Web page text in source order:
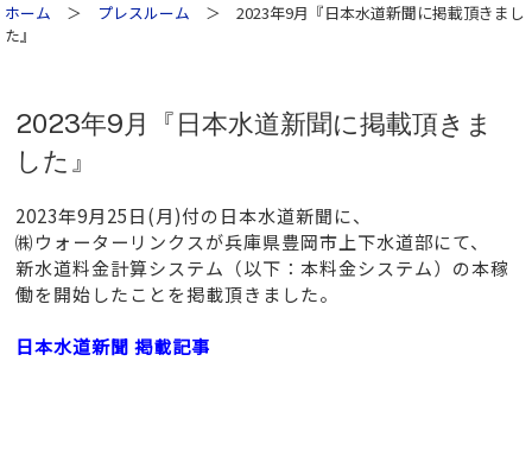
ホーム ＞ プレスルーム ＞ 2023年9月『日本水道新聞に掲載頂きまし
た』
2023年9月『日本水道新聞に掲載頂きま
した』
2023年9月25日(月)付の日本水道新聞に、
㈱ウォーターリンクスが兵庫県豊岡市上下水道部にて、
新水道料金計算システム（以下：本料金システム）の本稼
働を開始したことを掲載頂きました。
日本水道新聞 掲載記事